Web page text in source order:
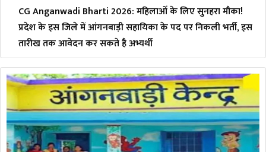
CG Anganwadi Bharti 2026: महिलाओं के लिए सुनहरा मौका!
प्रदेश के इस जिले में आंगनबाड़ी सहायिका के पद पर निकली भर्ती, इस
तारीख तक आवेदन कर सकते है अभ्यर्थी